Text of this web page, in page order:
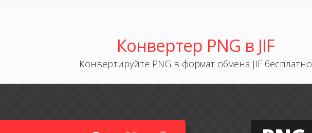
Конвертер PNG в JIF
Конвертируйте PNG в формат обмена JIF бесплатно